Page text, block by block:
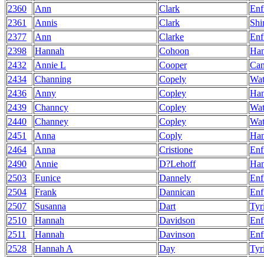
2360
Ann Clark
2361
Annis Clark
2377
Ann Clarke
2398
Hannah Cohoon
2432
Annie L Cooper
2434
Channing Copely
2436
Anny Copley
2439
Channcy Copley
2440
Channey Copley
2451
Anna Coply
2464
Anna Cristione
2490
Annie D?Lehoff
2503
Eunice Dannely
2504
Frank Dannican
2507
Susanna Dart
2510
Hannah Davidson
2511
Hannah Davinson
2528
Hannah A Day